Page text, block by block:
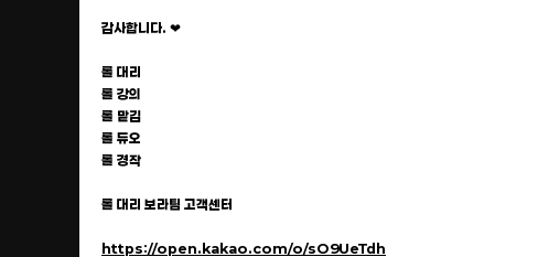
감사합니다. ❤
롤 대리
롤 강의
롤 맡김
롤 듀오
롤 경작
롤 대리 보라팀 고객센터
https://open.kakao.com/o/sO9UeTdh